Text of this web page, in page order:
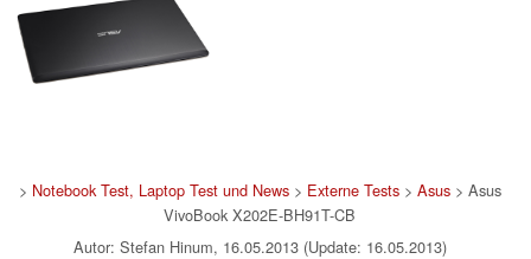
> Notebook Test, Laptop Test und News> Externe Tests> Asus> Asus
VivoBook X202E-BH91T-CB
Autor: Stefan Hinum, 16.05.2013 (Update: 16.05.2013)